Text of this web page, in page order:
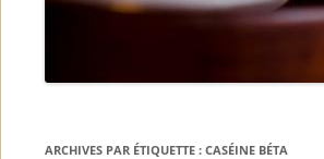
ARCHIVES PAR ÉTIQUETTE : CASÉINE BÉTA